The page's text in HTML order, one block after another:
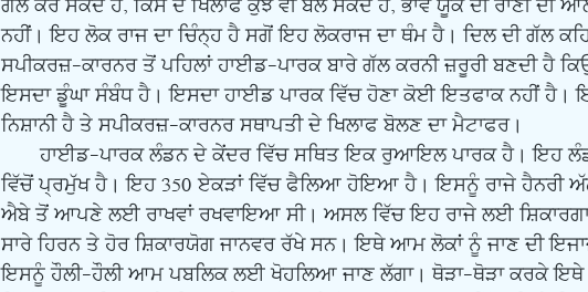
ਗੱਲ ਕਰ ਸਕਦੇ ਹੋ, ਕਿਸੇ ਦੇ ਖਿਲਾਫ ਕੁਝ ਵੀ ਬੋਲ ਸਕਦੇ ਹੋ, ਭਾਵੇਂ ਯੂਕੇ ਦੀ ਰਾਣੀ ਦੀ
ਨਹੀਂ। ਇਹ ਲੋਕ ਰਾਜ ਦਾ ਚਿੰਨ੍ਹ ਹੈ ਸਗੋਂ ਇਹ ਲੋਕਰਾਜ ਦਾ ਥੰਮ ਹੈ। ਦਿਲ ਦੀ ਗੱਲ
ਸਪੀਕਰਜ਼-ਕਾਰਨਰ ਤੋਂ ਪਹਿਲਾਂ ਹਾਈਡ-ਪਾਰਕ ਬਾਰੇ ਗੱਲ ਕਰਨੀ ਜ਼ਰੂਰੀ ਬਣਦੀ ਹੈ
ਇਸਦਾ ਡੂੰਘਾ ਸੰਬੰਧ ਹੈ। ਇਸਦਾ ਹਾਈਡ ਪਾਰਕ ਵਿੱਚ ਹੋਣਾ ਕੋਈ ਇਤਫਾਕ ਨਹੀਂ ਹੈ।
ਨਿਸ਼ਾਨੀ ਹੈ ਤੇ ਸਪੀਕਰਜ਼-ਕਾਰਨਰ ਸਥਾਪਤੀ ਦੇ ਖਿਲਾਫ ਬੋਲਣ ਦਾ ਮੈਟਾਫਰ।
       ਹਾਈਡ-ਪਾਰਕ ਲੰਡਨ ਦੇ ਕੇਂਦਰ ਵਿੱਚ ਸਥਿਤ ਇਕ ਰੁਆਇਲ ਪਾਰਕ ਹੈ। ਇਹ ਲੰਡਨ ਦੇ ਚਾਰ ਰੁਆਇਲ ਪਾਰਕਾਂ
ਵਿੱਚੋਂ ਪ੍ਰਮੁੱਖ ਹੈ। ਇਹ 350 ਏਕੜਾਂ ਵਿੱਚ ਫੈਲਿਆ ਹੋਇਆ ਹੈ। ਇਸਨੂੰ ਰਾਜੇ ਹੈਨਰੀ
ਐਬੇ ਤੋਂ ਆਪਣੇ ਲਈ ਰਾਖਵਾਂ ਰਖਵਾਇਆ ਸੀ। ਅਸਲ ਵਿੱਚ ਇਹ ਰਾਜੇ ਲਈ
ਸਾਰੇ ਹਿਰਨ ਤੇ ਹੋਰ ਸ਼ਿਕਾਰਯੋਗ ਜਾਨਵਰ ਰੱਖੇ ਸਨ। ਇਥੇ ਆਮ ਲੋਕਾਂ ਨੂੰ ਜਾਣ ਦੀ
ਇਸਨੂੰ ਹੌਲੀ-ਹੌਲੀ ਆਮ ਪਬਲਿਕ ਲਈ ਖੋਹਲਿਆ ਜਾਣ ਲੱਗਾ। ਥੋੜਾ-ਥੋੜਾ ਕਰਕੇ